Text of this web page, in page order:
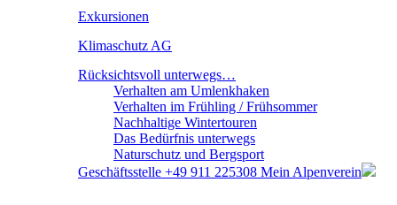
Exkursionen
Klimaschutz AG
Rücksichtsvoll unterwegs…
Verhalten am Umlenkhaken
Verhalten im Frühling / Frühsommer
Nachhaltige Wintertouren
Das Bedürfnis unterwegs
Naturschutz und Bergsport
Geschäftsstelle +49 911 225308 Mein Alpenverein